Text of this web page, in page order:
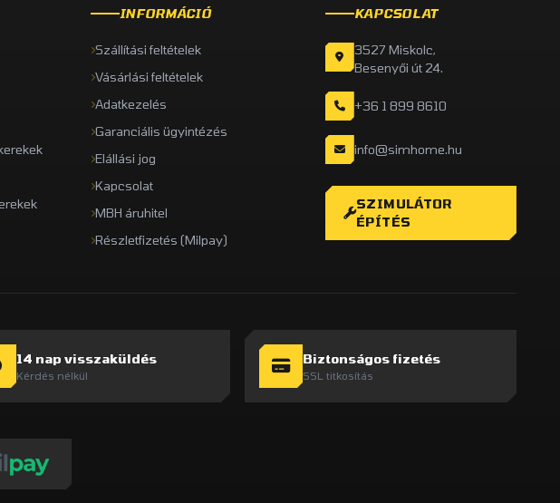
INFORMÁCIÓ
Szállítási feltételek
Vásárlási feltételek
Adatkezelés
Garanciális ügyintézés
Elállási jog
Kapcsolat
MBH áruhitel
Részletfizetés (Milpay)
KAPCSOLAT
3527 Miskolc,
Besenyői út 24.
+36 1 899 8610
info@simhome.hu
SZIMULÁTOR
ÉPÍTÉS
14 nap visszaküldés
Kérdés nélkül
Biztonságos fizetés
SSL titkosítás